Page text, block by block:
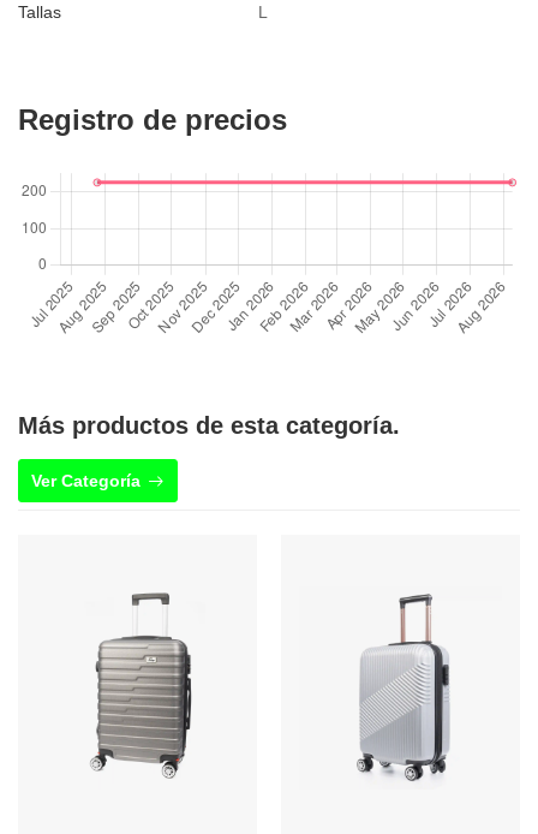
Tallas L
Registro de precios
Más productos de esta categoría.
Ver Categoría